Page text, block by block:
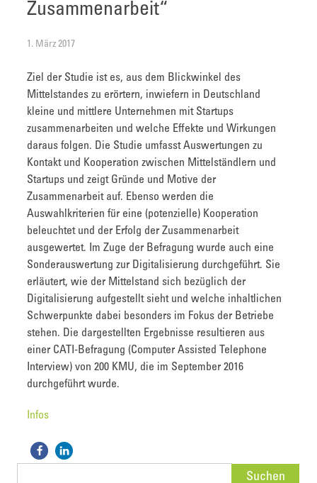
Zusammenarbeit“
1. März 2017
Ziel der Studie ist es, aus dem Blickwinkel des
Mittelstandes zu erörtern, inwiefern in Deutschland
kleine und mittlere Unternehmen mit Startups
zusammenarbeiten und welche Effekte und Wirkungen
daraus folgen. Die Studie umfasst Auswertungen zu
Kontakt und Kooperation zwischen Mittelständlern und
Startups und zeigt Gründe und Motive der
Zusammenarbeit auf. Ebenso werden die
Auswahlkriterien für eine (potenzielle) Kooperation
beleuchtet und der Erfolg der Zusammenarbeit
ausgewertet. Im Zuge der Befragung wurde auch eine
Sonderauswertung zur Digitalisierung durchgeführt. Sie
erläutert, wie der Mittelstand sich bezüglich der
Digitalisierung aufgestellt sieht und welche inhaltlichen
Schwerpunkte dabei besonders im Fokus der Betriebe
stehen. Die dargestellten Ergebnisse resultieren aus
einer CATI-Befragung (Computer Assisted Telephone
Interview) von 200 KMU, die im September 2016
durchgeführt wurde.
Infos